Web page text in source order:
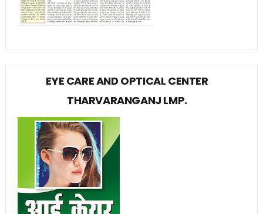
EYE CARE AND OPTICAL CENTER
THARVARANGANJ LMP.